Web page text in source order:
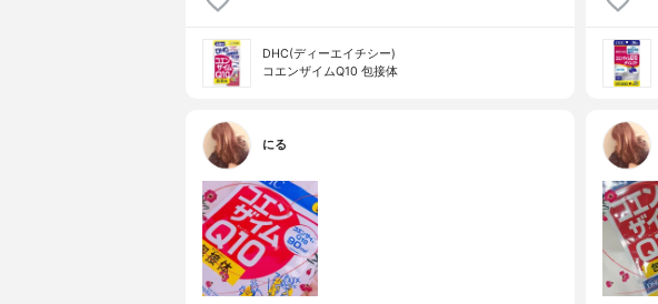
DHC(ディーエイチシー)
コエンザイムQ10 包接体
にる